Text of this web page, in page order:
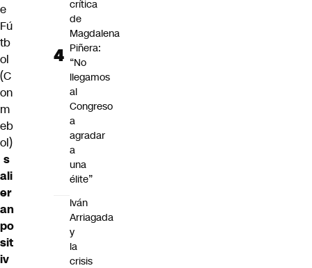
e
Fú
tb
ol
(C
on
m
eb
ol)
s
ali
er
an
po
sit
iv
crítica
de
Magdalena
Piñera:
“No
llegamos
al
Congreso
a
agradar
a
una
élite”
Iván
Arriagada
y
la
crisis